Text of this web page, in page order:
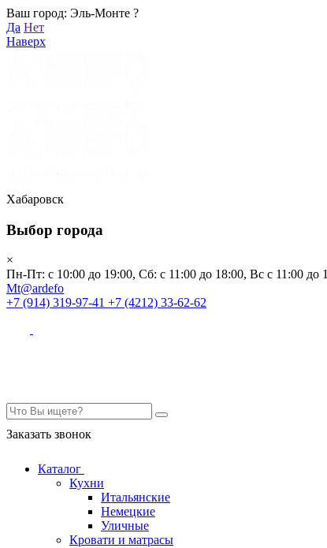
Ваш город: Эль-Монте ?
Да Нет
Наверх
Хабаровск
Выбор города
×
Пн-Пт: с 10:00 до 19:00, Сб: с 11:00 до 18:00, Вс с 11:00 до
Mt@ardefo
+7 (914) 319-97-41 +7 (4212) 33-62-62
Заказать звонок
Каталог
Кухни
Итальянские
Немецкие
Уличные
Кровати и матрасы
Бренды
Клиентам
О компании
Хабаровск
Пн-Пт: с 10:00 до 19:00, Сб: с 11:00 до 18:00, Вс с 11:00 до
Mt@ardefo